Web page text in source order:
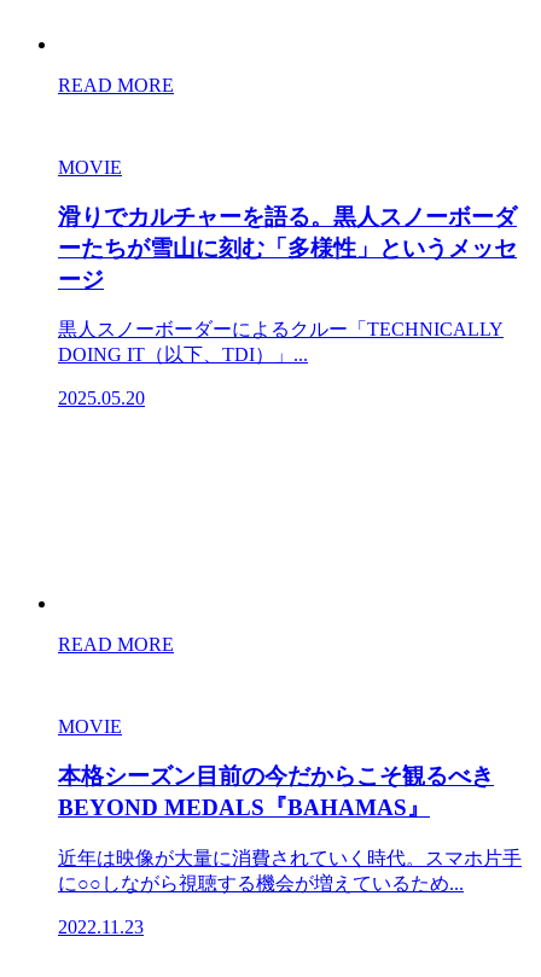
READ MORE
MOVIE
滑りでカルチャーを語る。黒人スノーボーダ
ーたちが雪山に刻む「多様性」というメッセ
ージ
黒人スノーボーダーによるクルー「TECHNICALLY
DOING IT（以下、TDI）」...
2025.05.20
READ MORE
MOVIE
本格シーズン目前の今だからこそ観るべき
BEYOND MEDALS『BAHAMAS』
近年は映像が大量に消費されていく時代。スマホ片手
に○○しながら視聴する機会が増えているため...
2022.11.23